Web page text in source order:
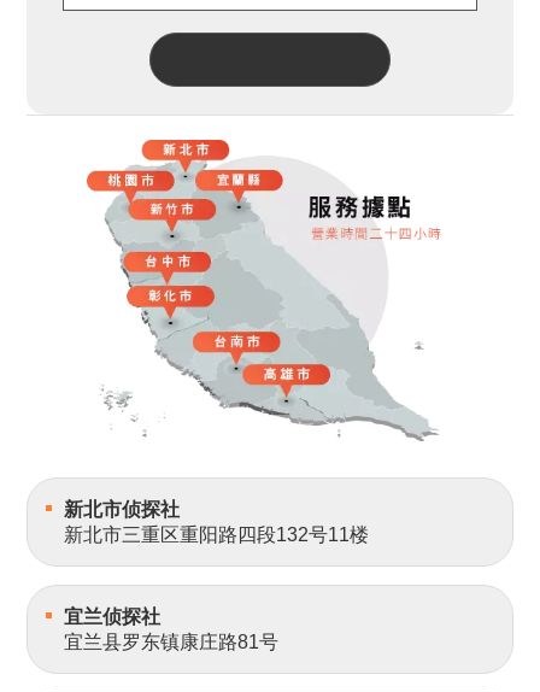
新北市侦探社
新北市三重区重阳路四段132号11楼
宜兰侦探社
宜兰县罗东镇康庄路81号